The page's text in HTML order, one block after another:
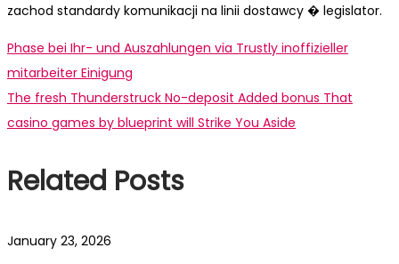
zachod standardy komunikacji na linii dostawcy � legislator.
Post
navigation
Previous
post:
Phase bei Ihr- und Auszahlungen via Trustly inoffizieller
mitarbeiter Einigung
Next
post:
The fresh Thunderstruck No-deposit Added bonus That
casino games by blueprint will Strike You Aside
Related Posts
January 23, 2026